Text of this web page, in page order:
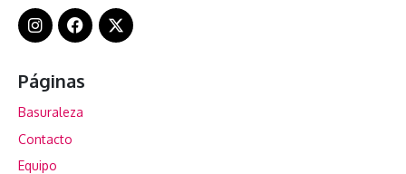
Páginas
Basuraleza
Contacto
Equipo